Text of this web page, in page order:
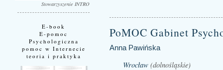
Stowarzyszenie INTRO
E-book
E-pomoc
Psychologiczna
pomoc w Internecie
teoria i praktyka
PoMOC Gabinet
Anna Pawińska
Wrocław(dolnośląskie)